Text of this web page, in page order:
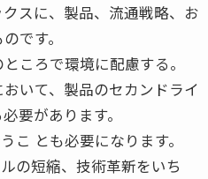
スに、製品、流通戦略、お
です。
ころで環境に配慮する。
いて、製品のセカンドライ
要があります。
こ とも必要になります。
の短縮、技術革新をいち